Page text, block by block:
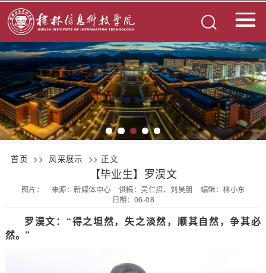
首页 >> 风采展示 >> 正文
【毕业生】罗淏文
图片： 来源：新媒体中心 供稿：吴仁招、刘昊朋
编辑：林小东
日期：06-08
罗淏文：“得之坦然，失之淡然，顺其自然，争其必
然。”